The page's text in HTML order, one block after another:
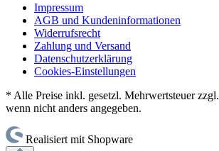
Impressum
AGB und Kundeninformationen
Widerrufsrecht
Zahlung und Versand
Datenschutzerklärung
Cookies-Einstellungen
* Alle Preise inkl. gesetzl. Mehrwertsteuer zzgl.
wenn nicht anders angegeben.
Realisiert mit Shopware